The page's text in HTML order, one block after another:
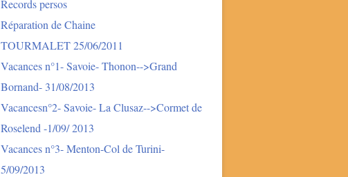
Records persos
Réparation de Chaine
TOURMALET 25/06/2011
Vacances n°1- Savoie- Thonon-->Grand
Bornand- 31/08/2013
Vacancesn°2- Savoie- La Clusaz-->Cormet de
Roselend -1/09/ 2013
Vacances n°3- Menton-Col de Turini-
5/09/2013